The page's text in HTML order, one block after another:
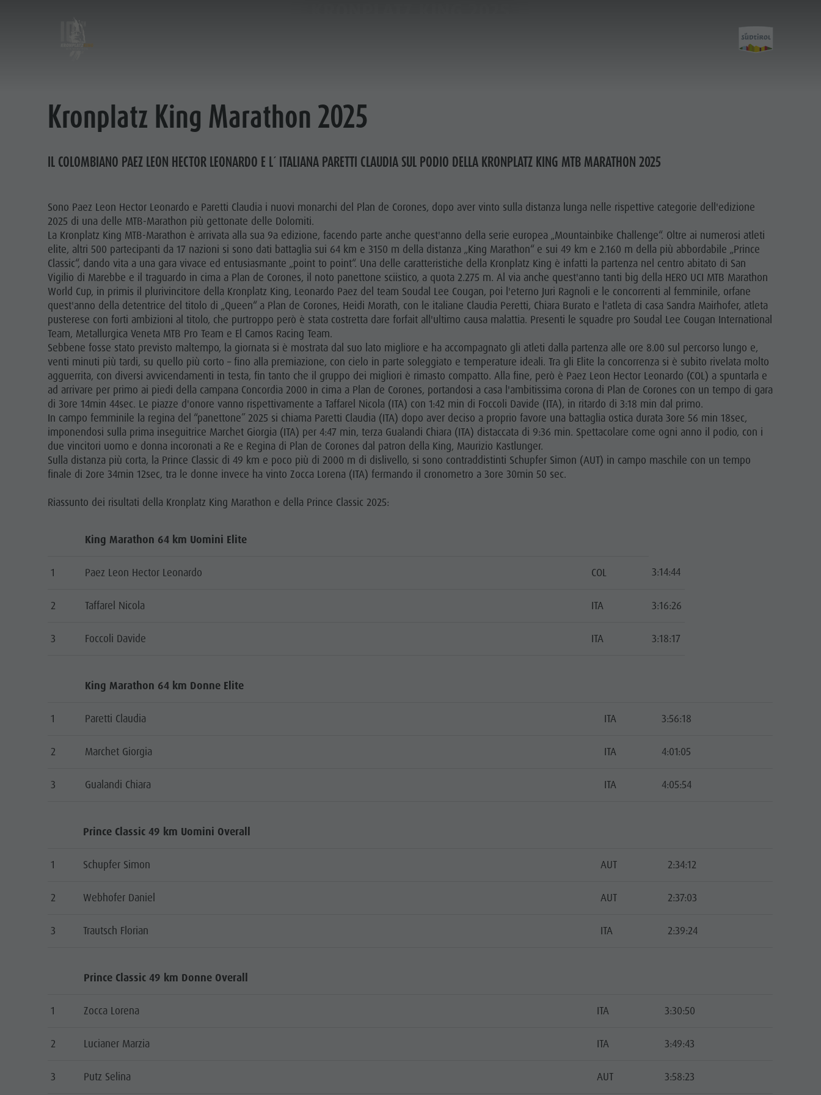
Mehr zur Dolomitenregion Kronplatz
Eventübersicht
Esplora la regione dolomitica Plan de Corones
Event Overview
Kronplatz King Marathon 2025
IL COLOMBIANO PAEZ LEON HECTOR LEONARDO E L´ ITALIANA PARETTI CLAUDIA SUL PODIO DELLA KRONPLATZ KING MTB MARATHON 2025
Sono Paez Leon Hector Leonardo e Paretti Claudia i nuovi monarchi del Plan de Corones, dopo aver vinto sulla distanza lunga nelle rispettive categorie dell'edizione
2025 di una delle MTB-Marathon più gettonate delle Dolomiti.
La Kronplatz King MTB-Marathon è arrivata alla sua 9a edizione, facendo parte anche quest'anno della serie europea „Mountainbike Challenge“. Oltre ai numerosi atleti
elite, altri 500 partecipanti da 17 nazioni si sono dati battaglia sui 64 km e 3150 m della distanza „King Marathon“ e sui 49 km e 2.160 m della più abbordabile „Prince
Classic“, dando vita a una gara vivace ed entusiasmante „point to point“. Una delle caratteristiche della Kronplatz King è infatti la partenza nel centro abitato di San
Vigilio di Marebbe e il traguardo in cima a Plan de Corones, il noto panettone sciistico, a quota 2.275 m. Al via anche quest'anno tanti big della HERO UCI MTB Marathon
World Cup, in primis il plurivincitore della Kronplatz King, Leonardo Paez del team Soudal Lee Cougan, poi l'eterno Juri Ragnoli e le concorrenti al femminile, orfane
quest'anno della detentrice del titolo di „Queen“ a Plan de Corones, Heidi Morath, con le italiane Claudia Peretti, Chiara Burato e l'atleta di casa Sandra Mairhofer, atleta
pusterese con forti ambizioni al titolo, che purtroppo però è stata costretta dare forfait all'ultimo causa malattia. Presenti le squadre pro Soudal Lee Cougan International
Team, Metallurgica Veneta MTB Pro Team e El Camos Racing Team.
Sebbene fosse stato previsto maltempo, la giornata si è mostrata dal suo lato migliore e ha accompagnato gli atleti dalla partenza alle ore 8.00 sul percorso lungo e,
venti minuti più tardi, su quello più corto – fino alla premiazione, con cielo in parte soleggiato e temperature ideali. Tra gli Elite la concorrenza si è subito rivelata molto
agguerrita, con diversi avvicendamenti in testa, fin tanto che il gruppo dei migliori è rimasto compatto. Alla fine, però è Paez Leon Hector Leonardo (COL) a spuntarla e
ad arrivare per primo ai piedi della campana Concordia 2000 in cima a Plan de Corones, portandosi a casa l'ambitissima corona di Plan de Corones con un tempo di gara
di 3ore 14min 44sec. Le piazze d'onore vanno rispettivamente a Taffarel Nicola (ITA) con 1:42 min di Foccoli Davide (ITA), in ritardo di 3:18 min dal primo.
In campo femminile la regina del “panettone” 2025 si chiama Paretti Claudia (ITA) dopo aver deciso a proprio favore una battaglia ostica durata 3ore 56 min 18sec,
imponendosi sulla prima inseguitrice Marchet Giorgia (ITA) per 4:47 min, terza Gualandi Chiara (ITA) distaccata di 9:36 min. Spettacolare come ogni anno il podio, con i
due vincitori uomo e donna incoronati a Re e Regina di Plan de Corones dal patron della King, Maurizio Kastlunger.
Sulla distanza più corta, la Prince Classic di 49 km e poco più di 2000 m di dislivello, si sono contraddistinti Schupfer Simon (AUT) in campo maschile con un tempo
finale di 2ore 34min 12sec, tra le donne invece ha vinto Zocca Lorena (ITA) fermando il cronometro a 3ore 30min 50 sec.
Riassunto dei risultati della Kronplatz King Marathon e della Prince Classic 2025:
King Marathon 64 km Uomini Elite
1 Paez Leon Hector Leonardo COL 3:14:44
2 Taffarel Nicola ITA 3:16:26
3 Foccoli Davide ITA 3:18:17
King Marathon 64 km Donne Elite
1 Paretti Claudia ITA 3:56:18
2 Marchet Giorgia ITA 4:01:05
3 Gualandi Chiara ITA 4:05:54
Prince Classic 49 km Uomini Overall
1 Schupfer Simon AUT 2:34:12
2 Webhofer Daniel AUT 2:37:03
3 Trautsch Florian ITA 2:39:24
Prince Classic 49 km Donne Overall
1 Zocca Lorena ITA 3:30:50
2 Lucianer Marzia ITA 3:49:43
3 Putz Selina AUT 3:58:23